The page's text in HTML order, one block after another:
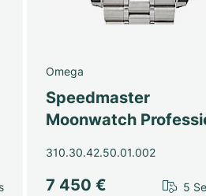
Omega
Speedmaster
Moonwatch
310.30.42.50.01.002
7 450 € 5